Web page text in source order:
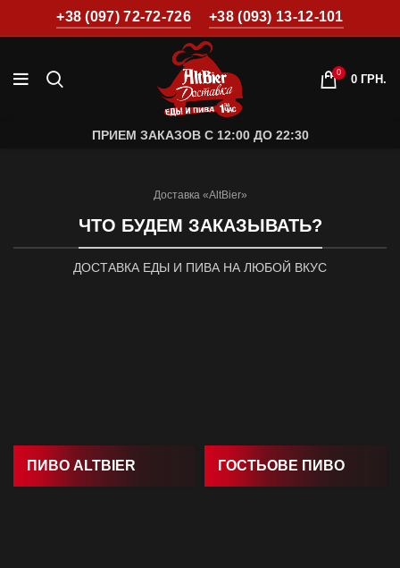
+38 (097) 72-72-726 +38 (093) 13-12-101
0
0 ГРН.
ПРИЕМ ЗАКАЗОВ С 12:00 ДО 22:30
Доставка «AltBier»
ЧТО БУДЕМ ЗАКАЗЫВАТЬ?
ДОСТАВКА ЕДЫ И ПИВА НА ЛЮБОЙ ВКУС
ПИВО ALTBIER ГОСТЬОВЕ ПИВО